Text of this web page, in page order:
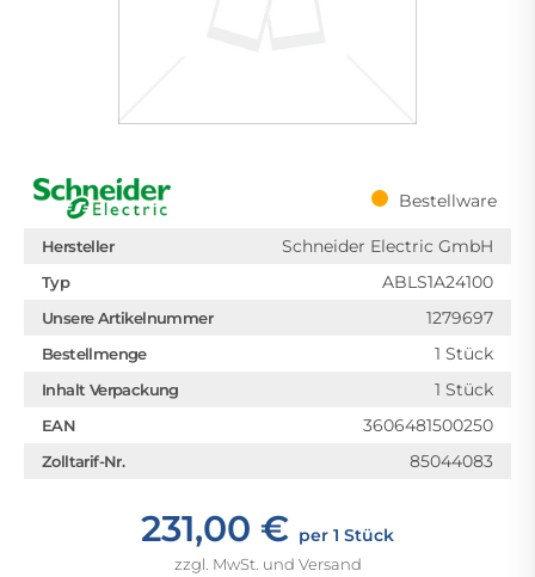
Bestellware
Hersteller Schneider Electric GmbH
Typ ABLS1A24100
Unsere Artikelnummer 1279697
Bestellmenge 1 Stück
Inhalt Verpackung 1 Stück
EAN 3606481500250
Zolltarif-Nr. 85044083
231,00 € per 1 Stück
zzgl. MwSt. und Versand